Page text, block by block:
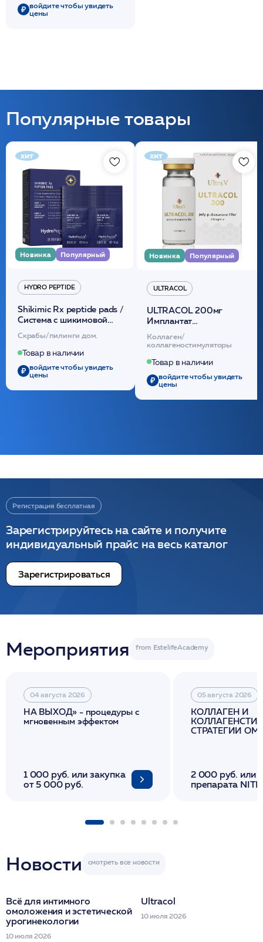
10*5 мл /DIBI
войдите чтобы увидеть
цены
Популярные товары
хит
Новинка Популярный
HYDRO PEPTIDE
Shikimic Rx peptide pads /
Cистема с шикимовой
кислотой обновляющая
(30шт) /HP
Скрабы/пилинги дом.
Товар в наличии
войдите чтобы увидеть
цены
хит
Новинка Популярный
ULTRACOL
ULTRACOL 200мг
Имплантат
внутридермальный,
стерильный на основе
полидиоксанона
/ULTRACOL
Коллаген/
коллагеностимуляторы
Товар в наличии
войдите чтобы увидеть
цены
Регистрация бесплатная
Зарегистрируйтесь на сайте и получите
индивидуальный прайс на весь каталог
Зарегистрироваться
Мероприятия
04 августа 2026
НА ВЫХОД» - процедуры с
мгновенным эффектом
1 000 руб. или закупка
от 5 000 руб.
05 августа 2026
КОЛЛАГЕН И
СТРАТЕГИИ
2 000 руб. или
препарата
Новости
Всё для интимного
омоложения и эстетической
урогинекологии
10 июля 2026
Ultracol
10 июля 2026